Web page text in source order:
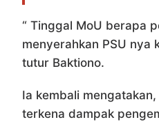
“ Tinggal MoU berapa
menyerahkan PSU nya
tutur Baktiono.
Ia kembali
terkena dampak